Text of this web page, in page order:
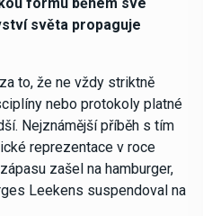
světa propaguje
to, že ne vždy striktně
nebo protokoly platné
Nejznámější příběh s tím
reprezentace v roce
zašel na hamburger,
Leekens suspendoval na